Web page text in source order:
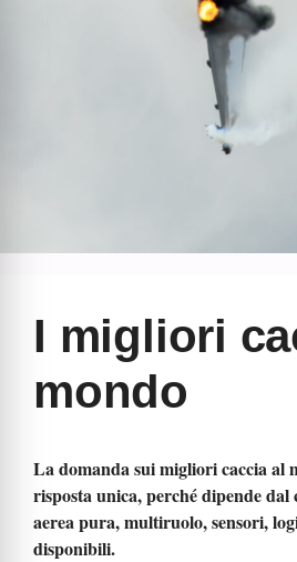
I migliori
mondo
La domanda sui migliori caccia al
risposta unica, perché dipende
aerea pura, multiruolo, sensori,
disponibili.